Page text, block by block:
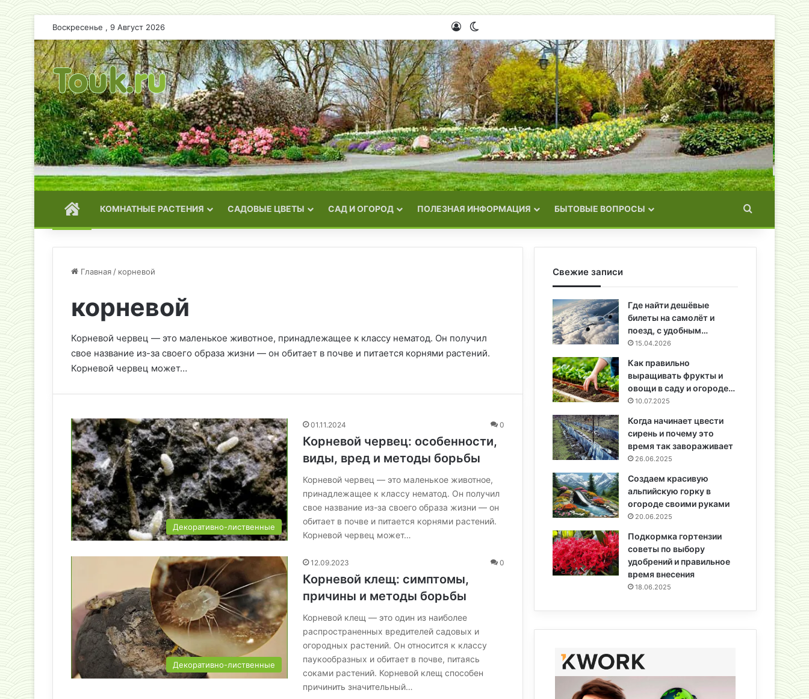
Воскресенье , 9 Август 2026 Войти
ГЛАВНАЯКОМНАТНЫЕ РАСТЕНИЯ САДОВЫЕ ЦВЕТЫ САД И ОГОРОД ПОЛЕЗНАЯ ИНФОРМАЦИЯ БЫТОВЫЕ ВОПРОСЫ Искать
Главная / корневой
корневой
Корневой червец — это маленькое животное, принадлежащее к классу нематод. Он получил
свое название из-за своего образа жизни — он обитает в почве и питается корнями растений.
Корневой червец может…
Декоративно-лиственные
01.11.2024 0
Корневой червец: особенности,
виды, вред и методы борьбы
Корневой червец — это маленькое животное,
принадлежащее к классу нематод. Он получил
свое название из-за своего образа жизни — он
обитает в почве и питается корнями растений.
Корневой червец может…
Декоративно-лиственные
12.09.2023 0
Корневой клещ: симптомы,
причины и методы борьбы
Корневой клещ — это один из наиболее
распространенных вредителей садовых и
огородных растений. Он относится к классу
паукообразных и обитает в почве, питаясь
соками растений. Корневой клещ способен
причинить значительный…
Свежие записи
Где найти дешёвые
билеты на самолёт и
поезд, с удобным…
15.04.2026
Как правильно
выращивать фрукты и
овощи в саду и огороде…
10.07.2025
Когда начинает цвести
сирень и почему это
время так завораживает
26.06.2025
Создаем красивую
альпийскую горку в
огороде своими руками
20.06.2025
Подкормка гортензии
советы по выбору
удобрений и правильное
время внесения
18.06.2025